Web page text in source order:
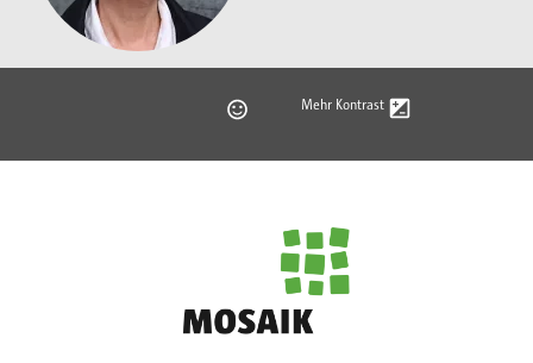
Mehr Kontrast